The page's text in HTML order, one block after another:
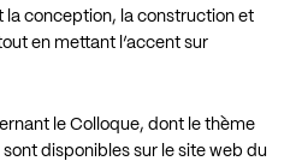
la conception, la construction et
en mettant l’accent sur
le Colloque, dont le thème
sont disponibles sur le site web du